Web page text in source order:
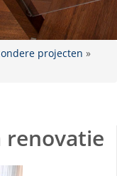
projecten »